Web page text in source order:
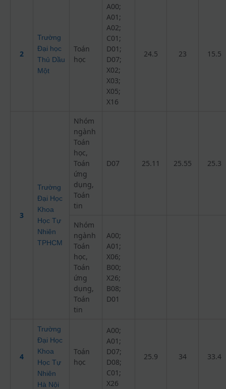
2
Trường
Đại học
Thủ Dầu
Một
Toán
học
A00;
A01;
A02;
C01;
D01;
D07;
X02;
X03;
X05;
X16
24.5 23 15.5
3
Trường
Đại Học
Khoa
Học Tự
Nhiên
TPHCM
Nhóm
ngành
Toán
học,
Toán
ứng
dụng,
Toán
tin
D07 25.11 25.55 25.3
Nhóm
ngành
Toán
học,
Toán
ứng
dụng,
Toán
tin
A00;
A01;
X06;
B00;
X26;
B08;
D01
4
Trường
Đại Học
Khoa
Học Tự
Nhiên
Hà Nội
Toán
học
A00;
A01;
D07;
D08;
C01;
X26
25.9 34 33.4